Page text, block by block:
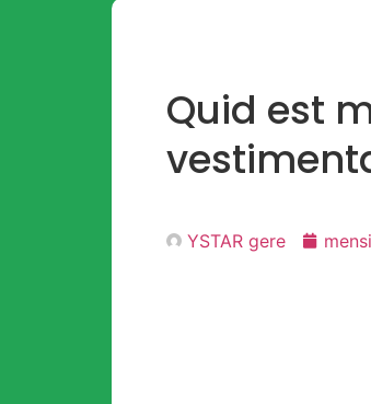
Quid est
YSTAR gere